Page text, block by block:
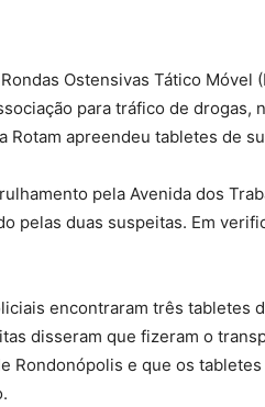
Ostensivas Tático Móvel
para tráfico de drogas,
Rotam apreendeu tabletes de
pela Avenida dos
pelas duas suspeitas. Em
encontraram três tabletes
disseram que fizeram o
Rondonópolis e que os